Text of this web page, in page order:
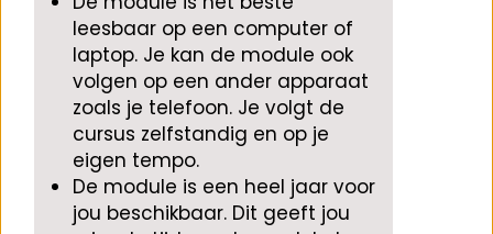
leesbaar op een computer of
laptop. Je kan de module ook
volgen op een ander apparaat
zoals je telefoon. Je volgt de
cursus zelfstandig en op je
eigen tempo.
De module is een heel jaar voor
jou beschikbaar. Dit geeft jou